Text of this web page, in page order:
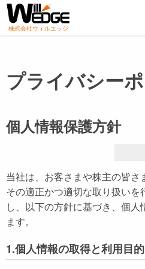
株式会社ウィルエッジ
プライバシー
個人情報保護方針
当社は、お客さまや株主の皆さ
その適正かつ適切な取り扱い
し、以下の方針に基づき、個人
ます。
1.個人情報の取得と利用目